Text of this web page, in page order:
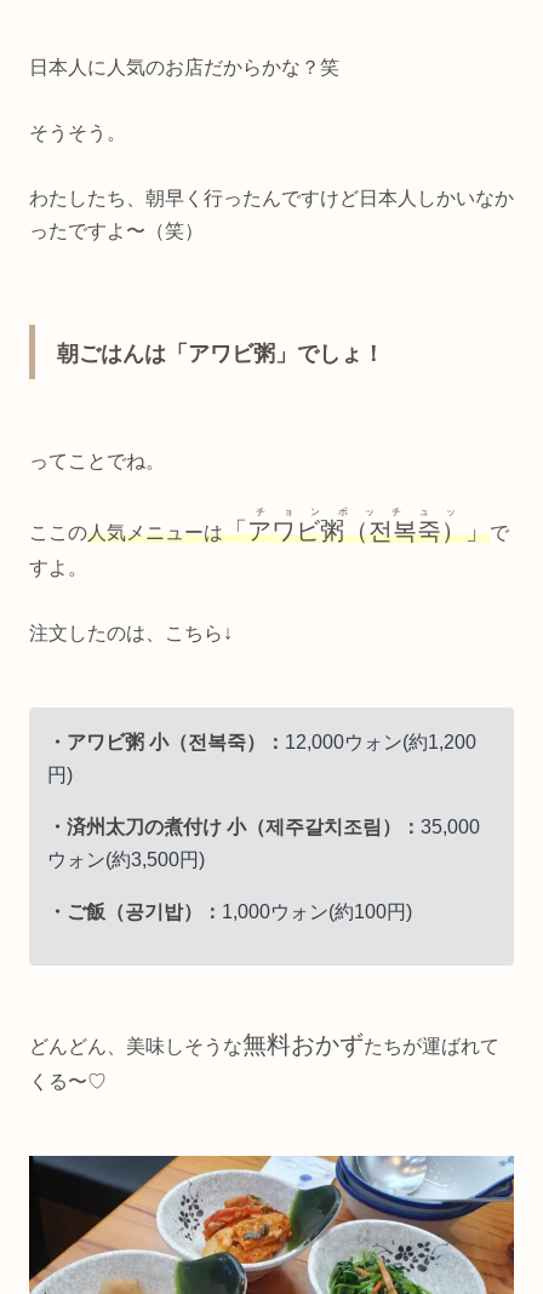
日本人に人気のお店だからかな？笑
そうそう。
わたしたち、朝早く行ったんですけど日本人しかいなか
ったですよ〜（笑）
朝ごはんは「アワビ粥」でしょ！
ってことでね。
ここの人気メニューは「アワビ粥（전복죽）
チョンボッチュッ
」で
すよ。
注文したのは、こちら↓
・アワビ粥 小（전복죽）： 12,000ウォン(約1,200
円)
・済州太刀の煮付け 小（제주갈치조림）： 35,000
ウォン(約3,500円)
・ご飯（공기밥）： 1,000ウォン(約100円)
どんどん、美味しそうな無料おかずたちが運ばれて
くる〜♡